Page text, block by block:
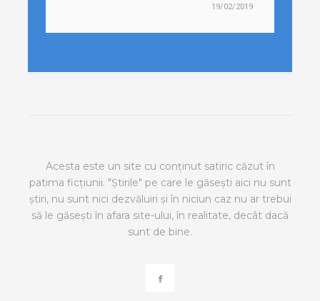
19/02/2019
Acesta este un site cu conținut satiric căzut în
patima ficțiunii. "Știrile" pe care le găsești aici nu sunt
știri, nu sunt nici dezvăluiri și în niciun caz nu ar trebui
să le găsești în afara site-ului, în realitate, decât dacă
sunt de bine.